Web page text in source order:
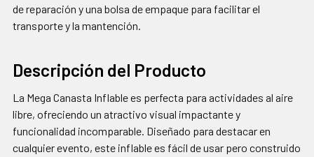
de reparación y una bolsa de empaque para facilitar el
transporte y la mantención.
Descripción del Producto
La Mega Canasta Inflable es perfecta para actividades al aire
libre, ofreciendo un atractivo visual impactante y
funcionalidad incomparable. Diseñado para destacar en
cualquier evento, este inflable es fácil de usar pero construido